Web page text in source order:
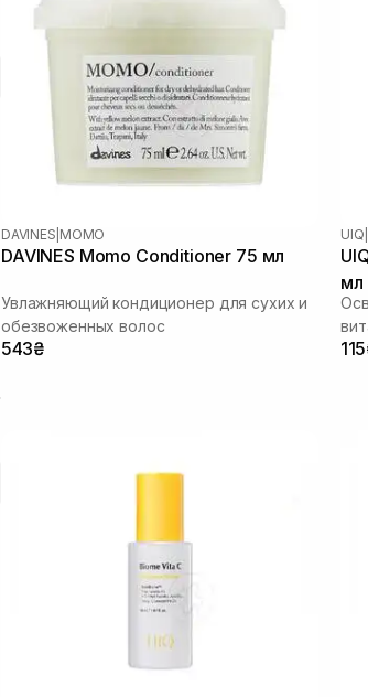
DAVINES MOMO
DAVINES Momo Conditioner 75 мл
Увлажняющий кондиционер для сухих и
обезвоженных волос
543₴
UIQ
мл